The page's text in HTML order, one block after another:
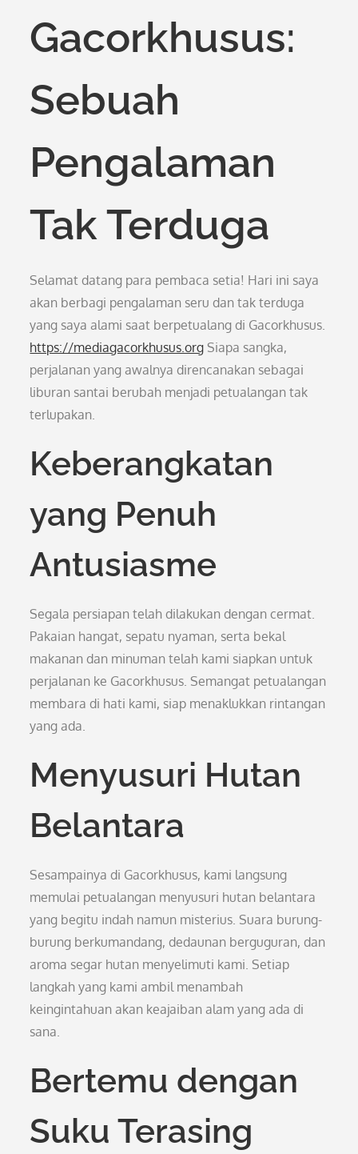
Gacorkhusus:
Sebuah
Pengalaman
Tak Terduga
Selamat datang para pembaca setia! Hari ini saya
akan berbagi pengalaman seru dan tak terduga
yang saya alami saat berpetualang di Gacorkhusus.
https://mediagacorkhusus.org Siapa sangka,
perjalanan yang awalnya direncanakan sebagai
liburan santai berubah menjadi petualangan tak
terlupakan.
Keberangkatan
yang Penuh
Antusiasme
Segala persiapan telah dilakukan dengan cermat.
Pakaian hangat, sepatu nyaman, serta bekal
makanan dan minuman telah kami siapkan untuk
perjalanan ke Gacorkhusus. Semangat petualangan
membara di hati kami, siap menaklukkan rintangan
yang ada.
Menyusuri Hutan
Belantara
Sesampainya di Gacorkhusus, kami langsung
memulai petualangan menyusuri hutan belantara
yang begitu indah namun misterius. Suara burung-
burung berkumandang, dedaunan berguguran, dan
aroma segar hutan menyelimuti kami. Setiap
langkah yang kami ambil menambah
keingintahuan akan keajaiban alam yang ada di
sana.
Bertemu dengan
Suku Terasing